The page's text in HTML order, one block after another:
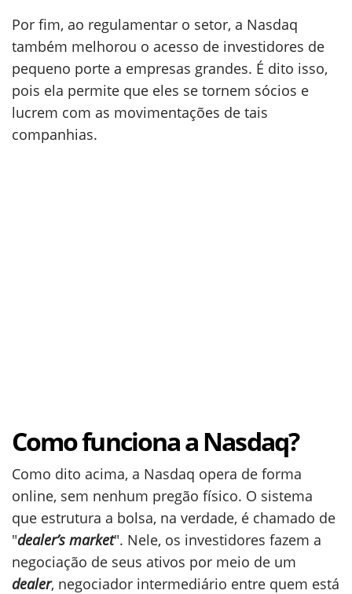
Por fim, ao regulamentar o setor, a Nasdaq
também melhorou o acesso de investidores de
pequeno porte a empresas grandes. É dito isso,
pois ela permite que eles se tornem sócios e
lucrem com as movimentações de tais
companhias.
Como funciona a Nasdaq?
Como dito acima, a Nasdaq opera de forma
online, sem nenhum pregão físico. O sistema
que estrutura a bolsa, na verdade, é chamado de
"dealer’s market". Nele, os investidores fazem a
negociação de seus ativos por meio de um
dealer, negociador intermediário entre quem está